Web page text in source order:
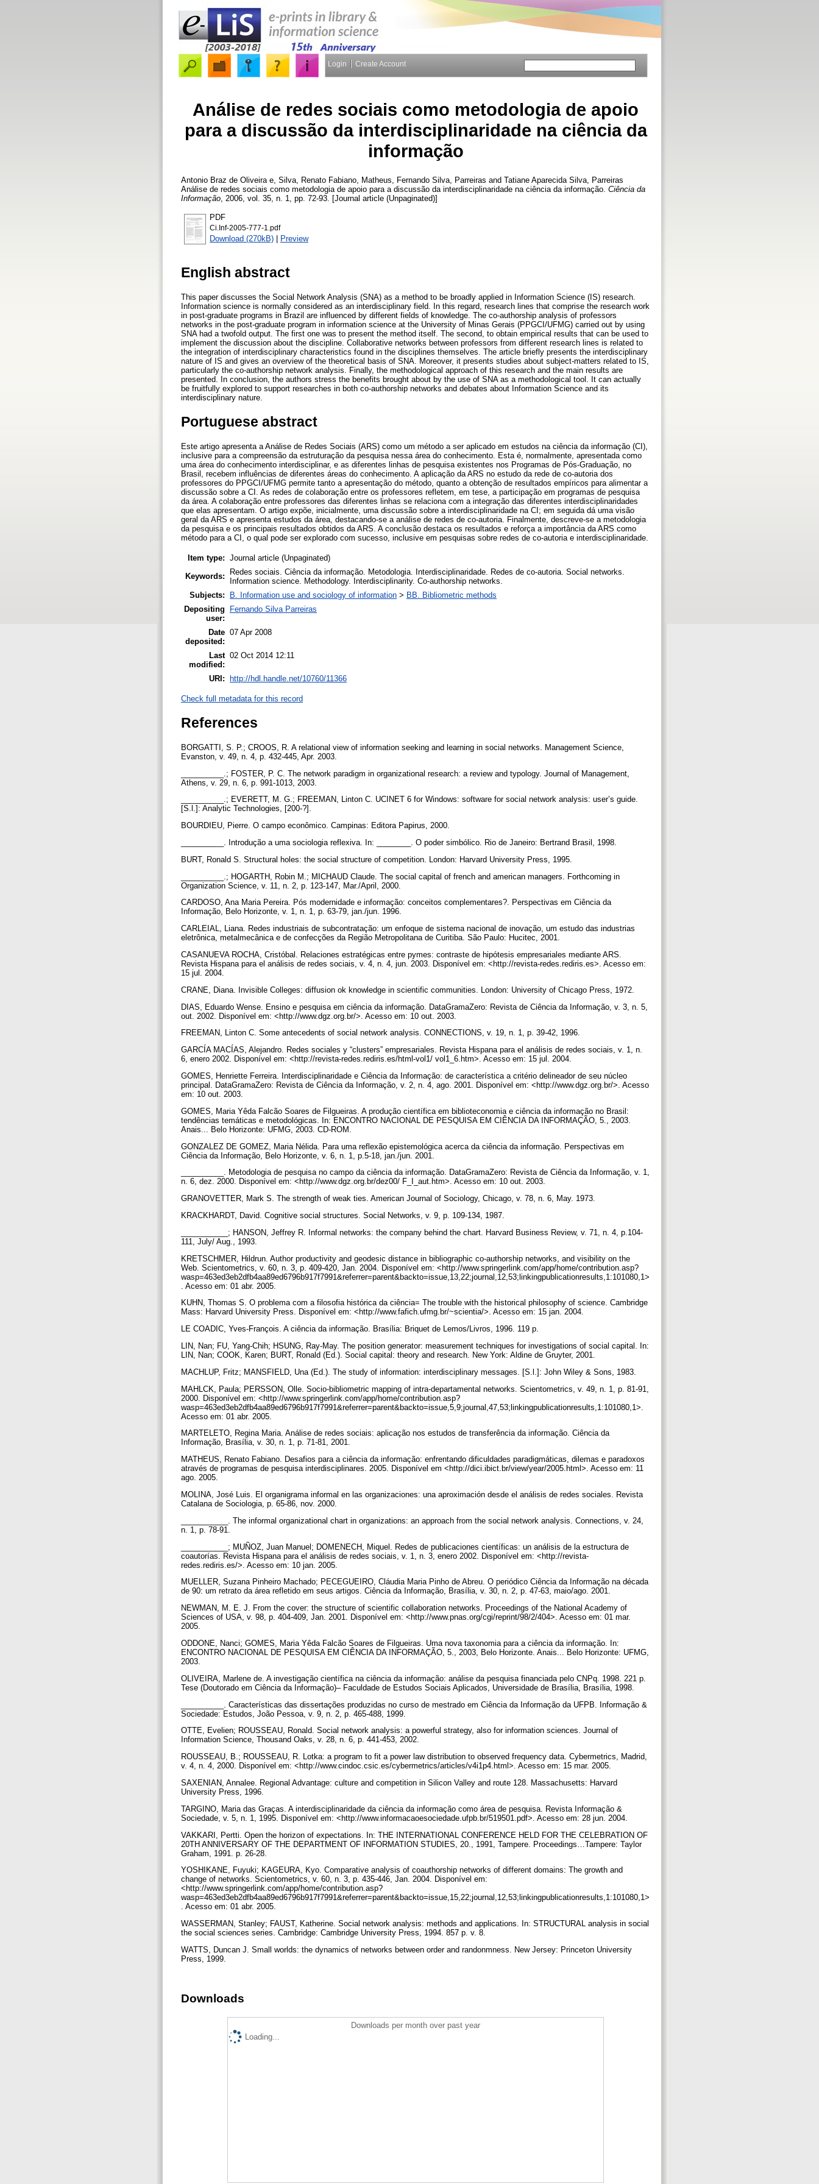
Login Create Account
Análise de redes sociais como metodologia de apoio
para a discussão da interdisciplinaridade na ciência da
informação
Antonio Braz de Oliveira e, Silva Renato Fabiano, Matheus Fernando Silva, Parreiras and Tatiane Aparecida Silva, Parreiras
Análise de redes sociais como metodologia de apoio para a discussão da interdisciplinaridade na ciência da informação. Ciência da
Informação , 2006, vol. 35, n. 1, pp. 72-93. [Journal article (Unpaginated)]
PDF
Ci.Inf-2005-777-1.pdf
Download (270kB) | Preview
English abstract
This paper discusses the Social Network Analysis (SNA) as a method to be broadly applied in Information Science (IS) research.
Information science is normally considered as an interdisciplinary field. In this regard, research lines that comprise the research work
in post-graduate programs in Brazil are influenced by different fields of knowledge. The co-authorship analysis of professors
networks in the post-graduate program in information science at the University of Minas Gerais (PPGCI/UFMG) carried out by using
SNA had a twofold output. The first one was to present the method itself. The second, to obtain empirical results that can be used to
implement the discussion about the discipline. Collaborative networks between professors from different research lines is related to
the integration of interdisciplinary characteristics found in the disciplines themselves. The article briefly presents the interdisciplinary
nature of IS and gives an overview of the theoretical basis of SNA. Moreover, it presents studies about subject-matters related to IS,
particularly the co-authorship network analysis. Finally, the methodological approach of this research and the main results are
presented. In conclusion, the authors stress the benefits brought about by the use of SNA as a methodological tool. It can actually
be fruitfully explored to support researches in both co-authorship networks and debates about Information Science and its
interdisciplinary nature.
Portuguese abstract
Este artigo apresenta a Análise de Redes Sociais (ARS) como um método a ser aplicado em estudos na ciência da informação (CI),
inclusive para a compreensão da estruturação da pesquisa nessa área do conhecimento. Esta é, normalmente, apresentada como
uma área do conhecimento interdisciplinar, e as diferentes linhas de pesquisa existentes nos Programas de Pós-Graduação, no
Brasil, recebem influências de diferentes áreas do conhecimento. A aplicação da ARS no estudo da rede de co-autoria dos
professores do PPGCI/UFMG permite tanto a apresentação do método, quanto a obtenção de resultados empíricos para alimentar a
discussão sobre a CI. As redes de colaboração entre os professores refletem, em tese, a participação em programas de pesquisa
da área. A colaboração entre professores das diferentes linhas se relaciona com a integração das diferentes interdisciplinaridades
que elas apresentam. O artigo expõe, inicialmente, uma discussão sobre a interdisciplinaridade na CI; em seguida dá uma visão
geral da ARS e apresenta estudos da área, destacando-se a análise de redes de co-autoria. Finalmente, descreve-se a metodologia
da pesquisa e os principais resultados obtidos da ARS. A conclusão destaca os resultados e reforça a importância da ARS como
método para a CI, o qual pode ser explorado com sucesso, inclusive em pesquisas sobre redes de co-autoria e interdisciplinaridade.
Item type: Journal article (Unpaginated)
Keywords:
Redes sociais. Ciência da informação. Metodologia. Interdisciplinaridade. Redes de co-autoria. Social networks.
Information science. Methodology. Interdisciplinarity. Co-authorship networks.
Subjects:
B. Information use and sociology of information > BB. Bibliometric methods
Depositing
user:
Fernando Silva Parreiras
Date
deposited:
07 Apr 2008
Last
modified:
02 Oct 2014 12:11
URI: http://hdl.handle.net/10760/11366
Check full metadata for this record
References
BORGATTI, S. P.; CROOS, R. A relational view of information seeking and learning in social networks. Management Science,
Evanston, v. 49, n. 4, p. 432-445, Apr. 2003.
__________.; FOSTER, P. C. The network paradigm in organizational research: a review and typology. Journal of Management,
Athens, v. 29, n. 6, p. 991-1013, 2003.
__________.; EVERETT, M. G.; FREEMAN, Linton C. UCINET 6 for Windows: software for social network analysis: user’s guide.
[S.l.]: Analytic Technologies, [200-?].
BOURDIEU, Pierre. O campo econômico. Campinas: Editora Papirus, 2000.
__________. Introdução a uma sociologia reflexiva. In: ________. O poder simbólico. Rio de Janeiro: Bertrand Brasil, 1998.
BURT, Ronald S. Structural holes: the social structure of competition. London: Harvard University Press, 1995.
__________.; HOGARTH, Robin M.; MICHAUD Claude. The social capital of french and american managers. Forthcoming in
Organization Science, v. 11, n. 2, p. 123-147, Mar./April, 2000.
CARDOSO, Ana Maria Pereira. Pós modernidade e informação: conceitos complementares?. Perspectivas em Ciência da
Informação, Belo Horizonte, v. 1, n. 1, p. 63-79, jan./jun. 1996.
CARLEIAL, Liana. Redes industriais de subcontratação: um enfoque de sistema nacional de inovação, um estudo das industrias
eletrônica, metalmecânica e de confecções da Região Metropolitana de Curitiba. São Paulo: Hucitec, 2001.
CASANUEVA ROCHA, Cristóbal. Relaciones estratégicas entre pymes: contraste de hipótesis empresariales mediante ARS.
Revista Hispana para el análisis de redes sociais, v. 4, n. 4, jun. 2003. Disponível em: <http://revista-redes.rediris.es>. Acesso em:
15 jul. 2004.
CRANE, Diana. Invisible Colleges: diffusion ok knowledge in scientific communities. London: University of Chicago Press, 1972.
DIAS, Eduardo Wense. Ensino e pesquisa em ciência da informação. DataGramaZero: Revista de Ciência da Informação, v. 3, n. 5,
out. 2002. Disponível em: <http://www.dgz.org.br/>. Acesso em: 10 out. 2003.
FREEMAN, Linton C. Some antecedents of social network analysis. CONNECTIONS, v. 19, n. 1, p. 39-42, 1996.
GARCÍA MACÍAS, Alejandro. Redes sociales y “clusters” empresariales. Revista Hispana para el análisis de redes sociais, v. 1, n.
6, enero 2002. Disponível em: <http://revista-redes.rediris.es/html-vol1/ vol1_6.htm>. Acesso em: 15 jul. 2004.
GOMES, Henriette Ferreira. Interdisciplinaridade e Ciência da Informação: de característica a critério delineador de seu núcleo
principal. DataGramaZero: Revista de Ciência da Informação, v. 2, n. 4, ago. 2001. Disponível em: <http://www.dgz.org.br/>. Acesso
em: 10 out. 2003.
GOMES, Maria Yêda Falcão Soares de Filgueiras. A produção científica em biblioteconomia e ciência da informação no Brasil:
tendências temáticas e metodológicas. In: ENCONTRO NACIONAL DE PESQUISA EM CIÊNCIA DA INFORMAÇÃO, 5., 2003.
Anais... Belo Horizonte: UFMG, 2003. CD-ROM.
GONZALEZ DE GOMEZ, Maria Nélida. Para uma reflexão epistemológica acerca da ciência da informação. Perspectivas em
Ciência da Informação, Belo Horizonte, v. 6, n. 1, p.5-18, jan./jun. 2001.
__________. Metodologia de pesquisa no campo da ciência da informação. DataGramaZero: Revista de Ciência da Informação, v. 1,
n. 6, dez. 2000. Disponível em: <http://www.dgz.org.br/dez00/ F_I_aut.htm>. Acesso em: 10 out. 2003.
GRANOVETTER, Mark S. The strength of weak ties. American Journal of Sociology, Chicago, v. 78, n. 6, May. 1973.
KRACKHARDT, David. Cognitive social structures. Social Networks, v. 9, p. 109-134, 1987.
___________; HANSON, Jeffrey R. Informal networks: the company behind the chart. Harvard Business Review, v. 71, n. 4, p.104-
111, July/ Aug., 1993.
KRETSCHMER, Hildrun. Author productivity and geodesic distance in bibliographic co-authorship networks, and visibility on the
Web. Scientometrics, v. 60, n. 3, p. 409-420, Jan. 2004. Disponível em: <http://www.springerlink.com/app/home/contribution.asp?
wasp=463ed3eb2dfb4aa89ed6796b917f7991&referrer=parent&backto=issue,13,22;journal,12,53;linkingpublicationresults,1:101080,1>
. Acesso em: 01 abr. 2005.
KUHN, Thomas S. O problema com a filosofia histórica da ciência= The trouble with the historical philosophy of science. Cambridge
Mass: Harvard University Press. Disponível em: <http://www.fafich.ufmg.br/~scientia/>. Acesso em: 15 jan. 2004.
LE COADIC, Yves-François. A ciência da informação. Brasília: Briquet de Lemos/Livros, 1996. 119 p.
LIN, Nan; FU, Yang-Chih; HSUNG, Ray-May. The position generator: measurement techniques for investigations of social capital. In:
LIN, Nan; COOK, Karen; BURT, Ronald (Ed.). Social capital: theory and research. New York: Aldine de Gruyter, 2001.
MACHLUP, Fritz; MANSFIELD, Una (Ed.). The study of information: interdisciplinary messages. [S.l.]: John Wiley & Sons, 1983.
MAHLCK, Paula; PERSSON, Olle. Socio-bibliometric mapping of intra-departamental networks. Scientometrics, v. 49, n. 1, p. 81-91,
2000. Disponível em: <http://www.springerlink.com/app/home/contribution.asp?
wasp=463ed3eb2dfb4aa89ed6796b917f7991&referrer=parent&backto=issue,5,9;journal,47,53;linkingpublicationresults,1:101080,1>.
Acesso em: 01 abr. 2005.
MARTELETO, Regina Maria. Análise de redes sociais: aplicação nos estudos de transferência da informação. Ciência da
Informação, Brasília, v. 30, n. 1, p. 71-81, 2001.
MATHEUS, Renato Fabiano. Desafios para a ciência da informação: enfrentando dificuldades paradigmáticas, dilemas e paradoxos
através de programas de pesquisa interdisciplinares. 2005. Disponível em <http://dici.ibict.br/view/year/2005.html>. Acesso em: 11
ago. 2005.
MOLINA, José Luis. El organigrama informal en las organizaciones: una aproximación desde el análisis de redes sociales. Revista
Catalana de Sociologia, p. 65-86, nov. 2000.
___________. The informal organizational chart in organizations: an approach from the social network analysis. Connections, v. 24,
n. 1, p. 78-91.
___________; MUÑOZ, Juan Manuel; DOMENECH, Miquel. Redes de publicaciones científicas: un análisis de la estructura de
coautorías. Revista Hispana para el análisis de redes sociais, v. 1, n. 3, enero 2002. Disponível em: <http://revista-
redes.rediris.es/>. Acesso em: 10 jan. 2005.
MUELLER, Suzana Pinheiro Machado; PECEGUEIRO, Cláudia Maria Pinho de Abreu. O periódico Ciência da Informação na década
de 90: um retrato da área refletido em seus artigos. Ciência da Informação, Brasília, v. 30, n. 2, p. 47-63, maio/ago. 2001.
NEWMAN, M. E. J. From the cover: the structure of scientific collaboration networks. Proceedings of the National Academy of
Sciences of USA, v. 98, p. 404-409, Jan. 2001. Disponível em: <http://www.pnas.org/cgi/reprint/98/2/404>. Acesso em: 01 mar.
2005.
ODDONE, Nanci; GOMES, Maria Yêda Falcão Soares de Filgueiras. Uma nova taxonomia para a ciência da informação. In:
ENCONTRO NACIONAL DE PESQUISA EM CIÊNCIA DA INFORMAÇÃO, 5., 2003, Belo Horizonte. Anais... Belo Horizonte: UFMG,
2003.
OLIVEIRA, Marlene de. A investigação científica na ciência da informação: análise da pesquisa financiada pelo CNPq. 1998. 221 p.
Tese (Doutorado em Ciência da Informação)– Faculdade de Estudos Sociais Aplicados, Universidade de Brasília, Brasília, 1998.
__________. Características das dissertações produzidas no curso de mestrado em Ciência da Informação da UFPB. Informação &
Sociedade: Estudos, João Pessoa, v. 9, n. 2, p. 465-488, 1999.
OTTE, Evelien; ROUSSEAU, Ronald. Social network analysis: a powerful strategy, also for information sciences. Journal of
Information Science, Thousand Oaks, v. 28, n. 6, p. 441-453, 2002.
ROUSSEAU, B.; ROUSSEAU, R. Lotka: a program to fit a power law distribution to observed frequency data. Cybermetrics, Madrid,
v. 4, n. 4, 2000. Disponível em: <http://www.cindoc.csic.es/cybermetrics/articles/v4i1p4.html>. Acesso em: 15 mar. 2005.
SAXENIAN, Annalee. Regional Advantage: culture and competition in Silicon Valley and route 128. Massachusetts: Harvard
University Press, 1996.
TARGINO, Maria das Graças. A interdisciplinaridade da ciência da informação como área de pesquisa. Revista Informação &
Sociedade, v. 5, n. 1, 1995. Disponível em: <http://www.informacaoesociedade.ufpb.br/519501.pdf>. Acesso em: 28 jun. 2004.
VAKKARI, Pertti. Open the horizon of expectations. In: THE INTERNATIONAL CONFERENCE HELD FOR THE CELEBRATION OF
20TH ANNIVERSARY OF THE DEPARTMENT OF INFORMATION STUDIES, 20., 1991, Tampere. Proceedings…Tampere: Taylor
Graham, 1991. p. 26-28.
YOSHIKANE, Fuyuki; KAGEURA, Kyo. Comparative analysis of coauthorship networks of different domains: The growth and
change of networks. Scientometrics, v. 60, n. 3, p. 435-446, Jan. 2004. Disponível em:
<http://www.springerlink.com/app/home/contribution.asp?
wasp=463ed3eb2dfb4aa89ed6796b917f7991&referrer=parent&backto=issue,15,22;journal,12,53;linkingpublicationresults,1:101080,1>
. Acesso em: 01 abr. 2005.
WASSERMAN, Stanley; FAUST, Katherine. Social network analysis: methods and applications. In: STRUCTURAL analysis in social
the social sciences series. Cambridge: Cambridge University Press, 1994. 857 p. v. 8.
WATTS, Duncan J. Small worlds: the dynamics of networks between order and randonmness. New Jersey: Princeton University
Press, 1999.
Downloads
Downloads per month over past year
Loading...